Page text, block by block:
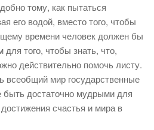
тому, как пытаться
его водой, вместо того, чтобы
времени человек должен бы
того, чтобы знать, что,
действительно помочь листу.
всеобщий мир государственные
достаточно мудрыми для
счастья и мира в